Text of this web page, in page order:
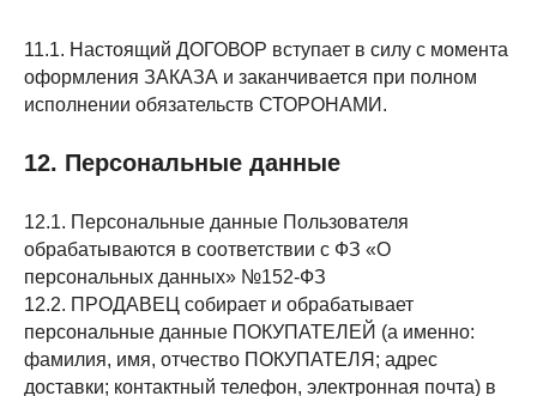
11.1. Настоящий ДОГОВОР вступает в силу с момента
оформления ЗАКАЗА и заканчивается при полном
исполнении обязательств СТОРОНАМИ.
12. Персональные данные
12.1. Персональные данные Пользователя
обрабатываются в соответствии с ФЗ «О
персональных данных» №152-ФЗ
12.2. ПРОДАВЕЦ собирает и обрабатывает
персональные данные ПОКУПАТЕЛЕЙ (а именно:
фамилия, имя, отчество ПОКУПАТЕЛЯ; адрес
доставки; контактный телефон, электронная почта) в